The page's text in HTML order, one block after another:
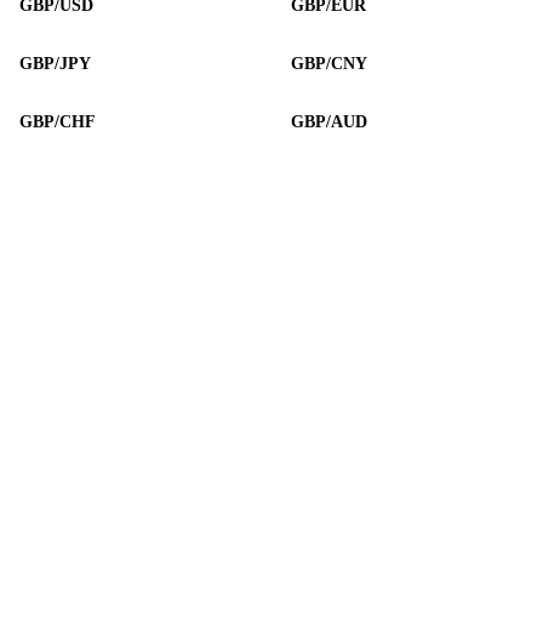
GBP/USD GBP/EUR
GBP/JPY GBP/CNY
GBP/CHF GBP/AUD